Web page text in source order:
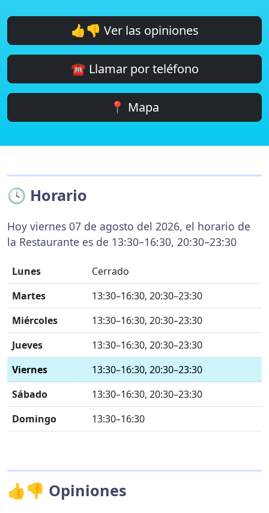
👍👎 Ver las opiniones
☎️ Llamar por teléfono
📍 Mapa
🕓 Horario
Hoy viernes 07 de agosto del 2026, el horario de
la Restaurante es de 13:30–16:30, 20:30–23:30
Lunes
Cerrado
Martes
13:30–16:30, 20:30–23:30
Miércoles
13:30–16:30, 20:30–23:30
Jueves
13:30–16:30, 20:30–23:30
Viernes
13:30–16:30, 20:30–23:30
Sábado
13:30–16:30, 20:30–23:30
Domingo
13:30–16:30
👍👎 Opiniones